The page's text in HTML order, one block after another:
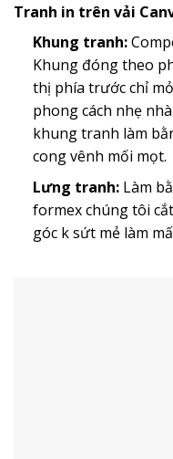
Tranh in trên vải
Khung tranh:
Khung đóng theo
thị phía trước chỉ
phong cách nhẹ
khung tranh làm
cong vênh mối mọt.
Lưng tranh:Làm
formex chúng tôi
góc k sứt mẻ làm